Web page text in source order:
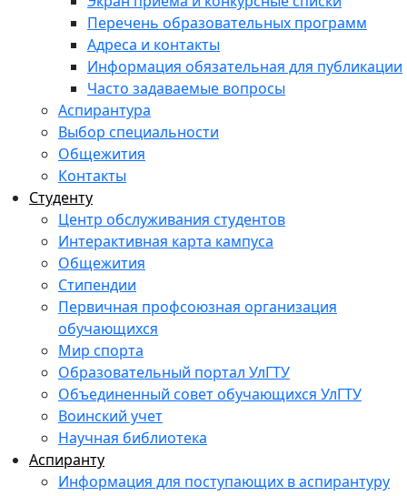
Перечень образовательных программ
Адреса и контакты
Информация обязательная для публикации
Часто задаваемые вопросы
Аспирантура
Выбор специальности
Общежития
Контакты
Студенту
Центр обслуживания студентов
Интерактивная карта кампуса
Общежития
Стипендии
Первичная профсоюзная организация
обучающихся
Мир спорта
Образовательный портал УлГТУ
Объединенный совет обучающихся УлГТУ
Воинский учет
Научная библиотека
Аспиранту
Информация для поступающих в аспирантуру